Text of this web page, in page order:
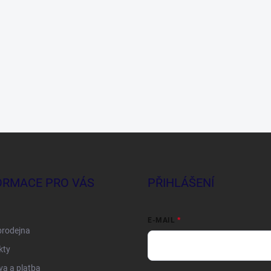
PRO VÁS
a platba
PŘIHLÁŠENÍ
E-MAIL